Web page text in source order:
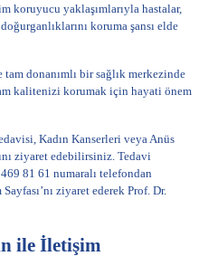
koruyucu yaklaşımlarıyla hastalar,
koruma şansı elde
donanımlı bir sağlık merkezinde
kalitenizi korumak için hayati önem
,Kadın Kanserleri veya Anüs
ziyaret edebilirsiniz. Tedavi
81 61 numaralı telefondan
’nı ziyaret ederek Prof. Dr.
ile İletişim